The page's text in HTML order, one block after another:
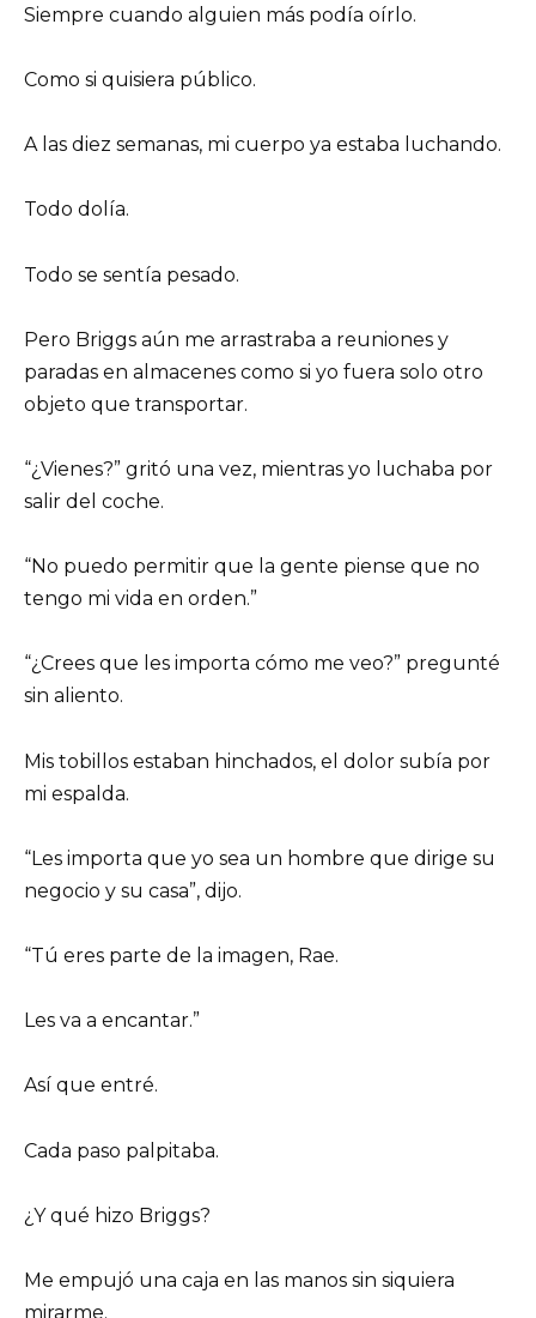
Siempre cuando alguien más podía oírlo.
Como si quisiera público.
A las diez semanas, mi cuerpo ya estaba luchando.
Todo dolía.
Todo se sentía pesado.
Pero Briggs aún me arrastraba a reuniones y
paradas en almacenes como si yo fuera solo otro
objeto que transportar.
“¿Vienes?” gritó una vez, mientras yo luchaba por
salir del coche.
“No puedo permitir que la gente piense que no
tengo mi vida en orden.”
“¿Crees que les importa cómo me veo?” pregunté
sin aliento.
Mis tobillos estaban hinchados, el dolor subía por
mi espalda.
“Les importa que yo sea un hombre que dirige su
negocio y su casa”, dijo.
“Tú eres parte de la imagen, Rae.
Les va a encantar.”
Así que entré.
Cada paso palpitaba.
¿Y qué hizo Briggs?
Me empujó una caja en las manos sin siquiera
mirarme.